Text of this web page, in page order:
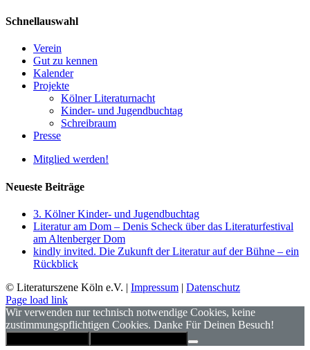
Schnellauswahl
Verein
Gut zu kennen
Kalender
Projekte
Kölner Literaturnacht
Kinder- und Jugendbuchtag
Schreibraum
Presse
Mitglied werden!
Neueste Beiträge
3. Kölner Kinder- und Jugendbuchtag
Literatur am Dom – Denis Scheck über das Literaturfestival
am Altenberger Dom
kindly invited. Die Zukunft der Literatur auf der Bühne – ein
Rückblick
© Literaturszene Köln e.V. | Impressum | Datenschutz
Page load link
Wir verwenden nur technisch notwendige Cookies, keine
zustimmungspflichtigen Cookies. Danke Für Deinen Besuch!